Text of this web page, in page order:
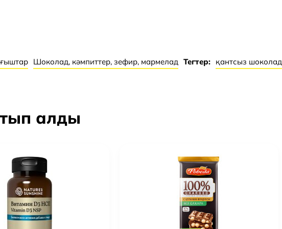
Шоколад, кәмпиттер, зефир, мармелад Тегтер: қантсыз шоколад
алды